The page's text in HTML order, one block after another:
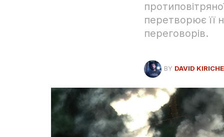
перетворює її
переговорів.
BY DAVID